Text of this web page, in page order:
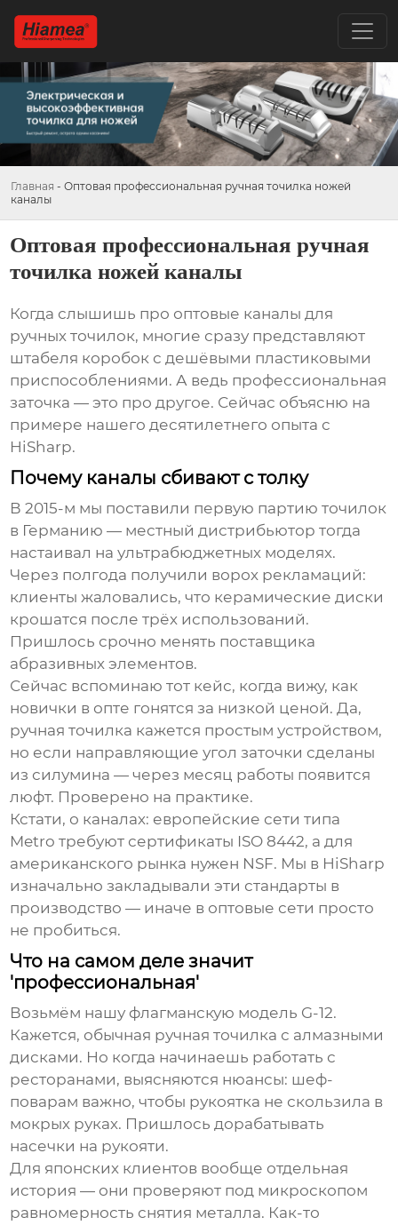
Главная - Оптовая профессиональная ручная точилка ножей
каналы
Оптовая профессиональная ручная
точилка ножей каналы
Когда слышишь про оптовые каналы для
ручных точилок, многие сразу представляют
штабеля коробок с дешёвыми пластиковыми
приспособлениями. А ведь профессиональная
заточка — это про другое. Сейчас объясню на
примере нашего десятилетнего опыта с
HiSharp.
Почему каналы сбивают с толку
В 2015-м мы поставили первую партию точилок
в Германию — местный дистрибьютор тогда
настаивал на ультрабюджетных моделях.
Через полгода получили ворох рекламаций:
клиенты жаловались, что керамические диски
крошатся после трёх использований.
Пришлось срочно менять поставщика
абразивных элементов.
Сейчас вспоминаю тот кейс, когда вижу, как
новички в опте гонятся за низкой ценой. Да,
ручная точилка кажется простым устройством,
но если направляющие угол заточки сделаны
из силумина — через месяц работы появится
люфт. Проверено на практике.
Кстати, о каналах: европейские сети типа
Metro требуют сертификаты ISO 8442, а для
американского рынка нужен NSF. Мы в HiSharp
изначально закладывали эти стандарты в
производство — иначе в оптовые сети просто
не пробиться.
Что на самом деле значит
'профессиональная'
Возьмём нашу флагманскую модель G-12.
Кажется, обычная ручная точилка с алмазными
дисками. Но когда начинаешь работать с
ресторанами, выясняются нюансы: шеф-
поварам важно, чтобы рукоятка не скользила в
мокрых руках. Пришлось дорабатывать
насечки на рукояти.
Для японских клиентов вообще отдельная
история — они проверяют под микроскопом
равномерность снятия металла. Как-то